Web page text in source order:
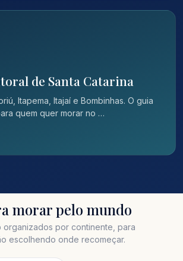
de Santa Catarina
Itapema, Itajaí e Bombinhas. O guia
quem quer morar no …
morar pelo mundo
organizados por continente, para
escolhendo onde recomeçar.